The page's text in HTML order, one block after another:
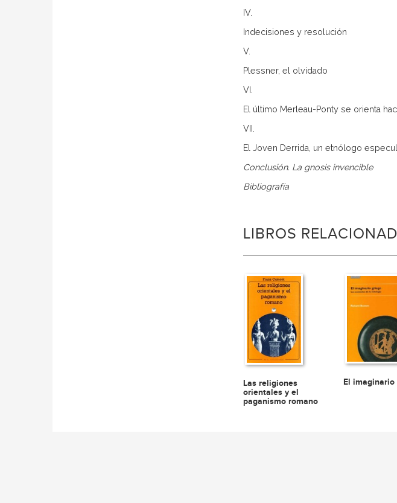
IV.
Indecisiones y resolución
V.
Plessner, el olvidado
VI.
El último Merleau-Ponty se orienta
VII.
El Joven Derrida, un etnólogo
Conclusión. La gnosis invencible
Bibliografía
LIBROS
Las religiones
orientales y el
paganismo romano
El imaginario